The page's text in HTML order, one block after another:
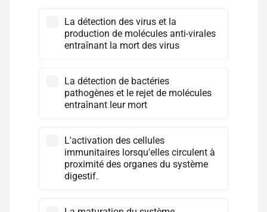
La détection des virus et la
production de molécules anti-virales
entraînant la mort des virus
La détection de bactéries
pathogènes et le rejet de molécules
entraînant leur mort
L'activation des cellules
immunitaires lorsqu'elles circulent à
proximité des organes du système
digestif.